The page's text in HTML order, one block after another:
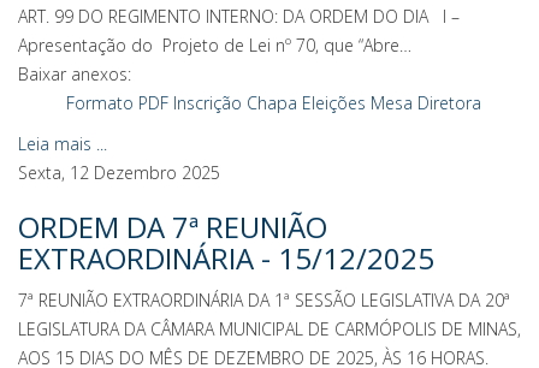
ART. 99 DO REGIMENTO INTERNO: DA ORDEM DO DIA I –
Apresentação do Projeto de Lei nº 70, que “Abre…
Baixar anexos:
Formato PDF Inscrição Chapa Eleições Mesa Diretora
Leia mais ...
Sexta, 12 Dezembro 2025
ORDEM DA 7ª REUNIÃO
EXTRAORDINÁRIA - 15/12/2025
7ª REUNIÃO EXTRAORDINÁRIA DA 1ª SESSÃO LEGISLATIVA DA 20ª
LEGISLATURA DA CÂMARA MUNICIPAL DE CARMÓPOLIS DE MINAS,
AOS 15 DIAS DO MÊS DE DEZEMBRO DE 2025, ÀS 16 HORAS.